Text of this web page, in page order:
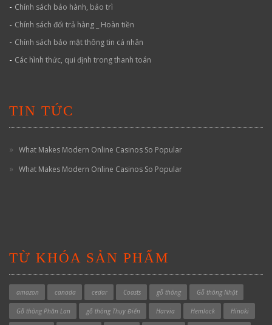
- Chính sách bảo hành, bảo trì
- Chính sách đổi trả hàng _ Hoàn tiền
- Chính sách bảo mật thông tin cá nhân
- Các hình thức, qui định trong thanh toán
TIN TỨC
What Makes Modern Online Casinos So Popular
What Makes Modern Online Casinos So Popular
TỪ KHÓA SẢN PHẨM
amazon canada cedar Coasts gỗ thông Gỗ thông Nhật
Gỗ thông Phần Lan gỗ thông Thụy Điển Harvia Hemlock Hinoki